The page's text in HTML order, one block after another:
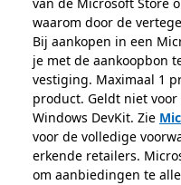
waarom door de
Bij aankopen in een
je met de aankoopbon
vestiging. Maximaal 1
product. Geldt niet voor
Windows DevKit. Zie
voor de volledige
erkende retailers.
om aanbiedingen te